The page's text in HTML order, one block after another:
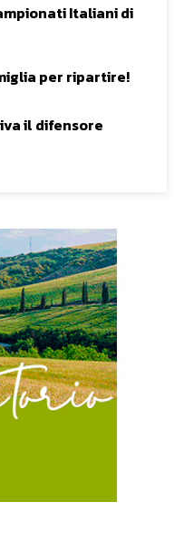
Italiani di
per ripartire!
il difensore